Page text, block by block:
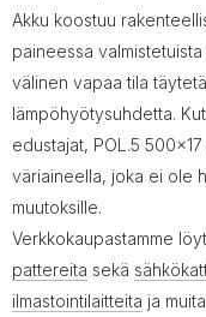
Akku koostuu
paineessa
välinen vapaa tila
lämpöhyötysuhdetta.
edustajat, POL.5
väriaineella, joka ei ole
muutoksille.
Verkkokaupastamme
pattereita sekä
ilmastointilaitteita ja